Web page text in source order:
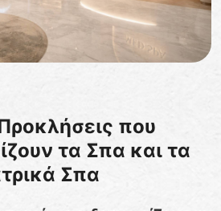
που
τα Σπα και τα
Σπα